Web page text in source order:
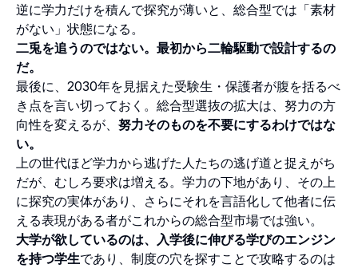
逆に学力だけを積んで探究が薄いと、総合型では「素材
がない」状態になる。
二兎を追うのではない。最初から二輪駆動で設計するの
だ。
最後に、2030年を見据えた受験生・保護者が腹を括るべ
き点を言い切っておく。総合型選抜の拡大は、努力の方
向性を変えるが、努力そのものを不要にするわけではな
い。
上の世代ほど学力から逃げた人たちの逃げ道と捉えがち
だが、むしろ要求は増える。学力の下地があり、その上
に探究の実体があり、さらにそれを言語化して他者に伝
える表現がある者がこれからの総合型市場では強い。
大学が欲しているのは、入学後に伸びる学びのエンジン
を持つ学生であり、制度の穴を探すことで攻略するのは